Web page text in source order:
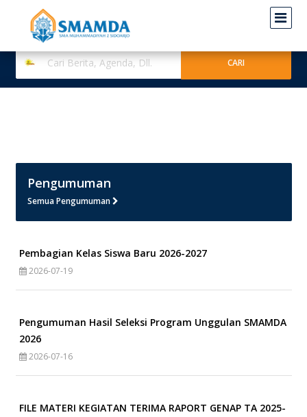
Pengumuman
Semua Pengumuman
Pembagian Kelas Siswa Baru 2026-2027
2026-07-19
Pengumuman Hasil Seleksi Program Unggulan SMAMDA
2026
2026-07-16
FILE MATERI KEGIATAN TERIMA RAPORT GENAP TA 2025-